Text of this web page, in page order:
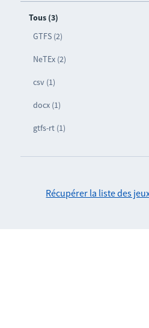
Tous (3)
GTFS (2)
NeTEx (2)
csv (1)
docx (1)
gtfs-rt (1)
Récupérer la liste des